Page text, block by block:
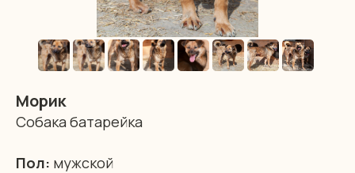
Морик
Собака батарейка
Пол: мужской